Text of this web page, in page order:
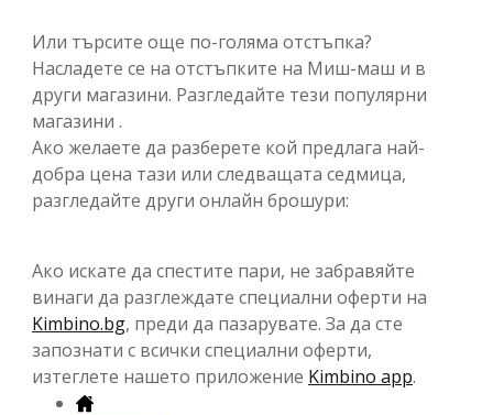
Или търсите още по-голяма отстъпка?
Насладете се на отстъпките на Миш-маш и в
други магазини. Разгледайте тези популярни
магазини .
Ако желаете да разберете кой предлага най-
добра цена тази или следващата седмица,
разгледайте други онлайн брошури:
Ако искате да спестите пари, не забравяйте
винаги да разглеждате специални оферти на
Kimbino.bg, преди да пазарувате. За да сте
запознати с всички специални оферти,
изтеглете нашето приложение Kimbino app.